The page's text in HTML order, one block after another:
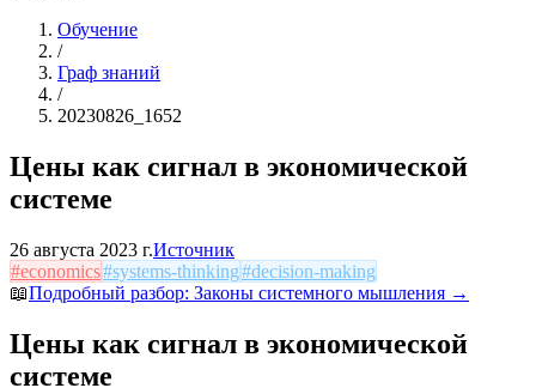
Обучение
/
Граф знаний
/
20230826_1652
Цены как сигнал в экономической
системе
26 августа 2023 г.Источник
#economics#systems-thinking#decision-making
📖Подробный разбор: Законы системного мышления →
Цены как сигнал в экономической
системе